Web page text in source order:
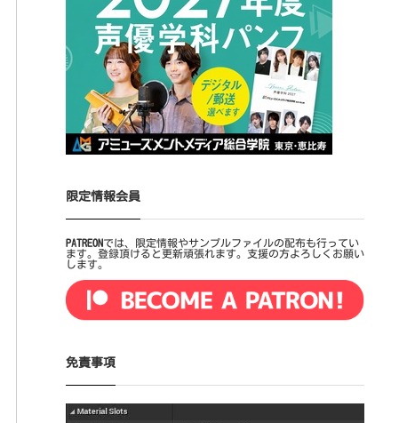
限定情報会員
PATREONでは、限定情報やサンプルファイルの配布も行ってい
ます。登録頂けると更新頑張れます。支援の方よろしくお願い
します。
免責事項